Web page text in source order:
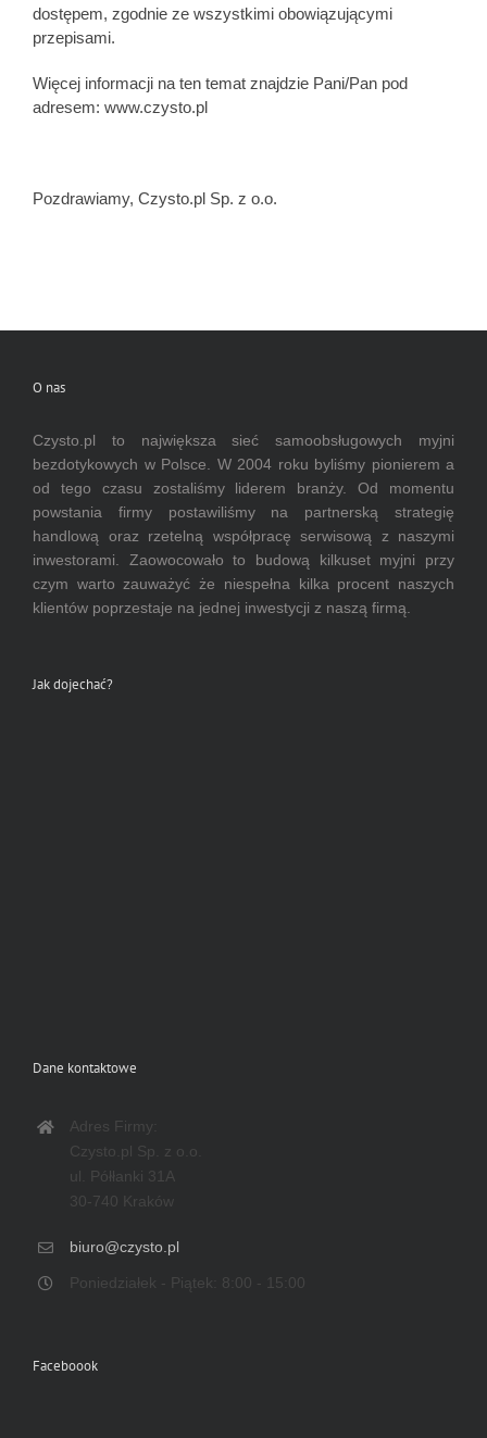
dostępem, zgodnie ze wszystkimi obowiązującymi
przepisami.
Więcej informacji na ten temat znajdzie Pani/Pan pod
adresem: www.czysto.pl
Pozdrawiamy, Czysto.pl Sp. z o.o.
O nas
Czysto.pl to największa sieć samoobsługowych myjni
bezdotykowych w Polsce. W 2004 roku byliśmy pionierem a
od tego czasu zostaliśmy liderem branży. Od momentu
powstania firmy postawiliśmy na partnerską strategię
handlową oraz rzetelną współpracę serwisową z naszymi
inwestorami. Zaowocowało to budową kilkuset myjni przy
czym warto zauważyć że niespełna kilka procent naszych
klientów poprzestaje na jednej inwestycji z naszą firmą.
Jak dojechać?
Dane kontaktowe
Adres Firmy:
Czysto.pl Sp. z o.o.
ul. Półłanki 31A
30-740 Kraków
biuro@czysto.pl
Poniedziałek - Piątek: 8:00 - 15:00
Faceboook